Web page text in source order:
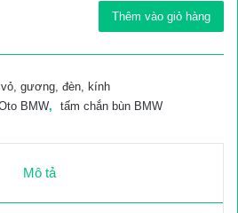
Thêm vào giỏ hàng
vỏ, gương, đèn, kính
BMW, tấm chắn bùn BMW
Mô tả